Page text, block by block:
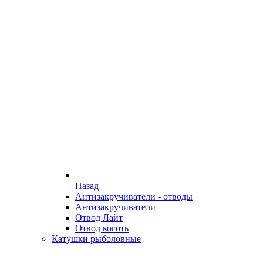
Назад
Антизакручиватели - отводы
Антизакручиватели
Отвод Лайт
Отвод коготь
Катушки рыболовные